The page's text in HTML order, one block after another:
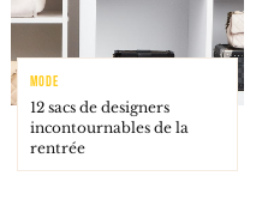
MODE
12 sacs de designers
incontournables de la
rentrée